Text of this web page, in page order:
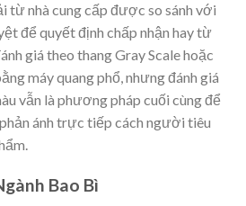
từ nhà cung cấp được so sánh với
để quyết định chấp nhận hay từ
giá theo thang Gray Scale hoặc
máy quang phổ, nhưng đánh giá
vẫn là phương pháp cuối cùng để
ánh trực tiếp cách người tiêu
Bao Bì